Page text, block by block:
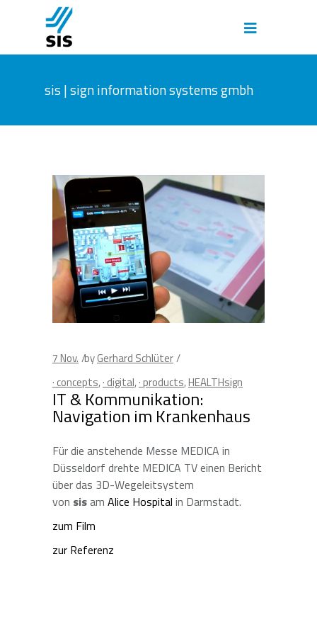
sis | sign information systems gmbh
7Nov. byGerhard Schlüter
· concepts,· digital,· products,HEALTHsign
IT & Kommunikation:
Navigation im Krankenhaus
Für die anstehende Messe MEDICA in
Düsseldorf drehte MEDICA TV einen Bericht
über das 3D-Wegeleitsystem
von sisam Alice Hospital in Darmstadt.
zum Film
zur Referenz